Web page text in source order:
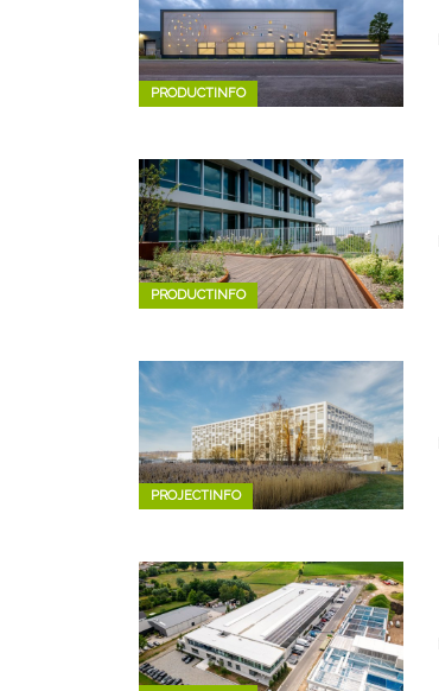
PRODUCTINFO
PRODUCTINFO
PROJECTINFO